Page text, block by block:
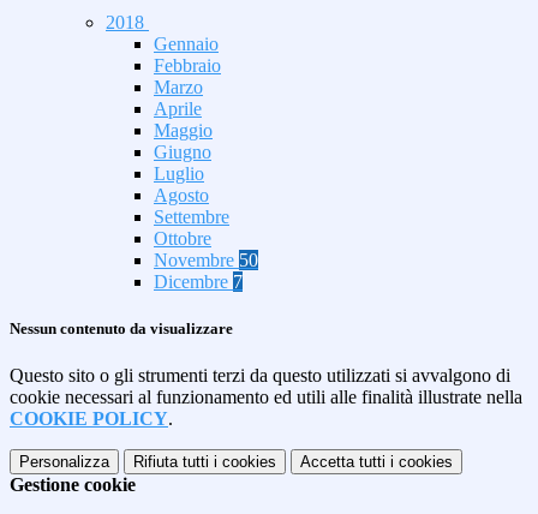
2018
Gennaio
Febbraio
Marzo
Aprile
Maggio
Giugno
Luglio
Agosto
Settembre
Ottobre
Novembre 50
Dicembre 7
Nessun contenuto da visualizzare
Questo sito o gli strumenti terzi da questo utilizzati si avvalgono di
cookie necessari al funzionamento ed utili alle finalità illustrate nella
COOKIE POLICY.
Personalizza Rifiuta tutti i cookies Accetta tutti i cookies
Gestione cookie